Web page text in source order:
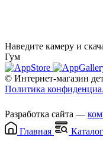
Наведите камеру и
Гум
© Интернет-магазин
Политика
Разработка сайта —
Главная
Каталог